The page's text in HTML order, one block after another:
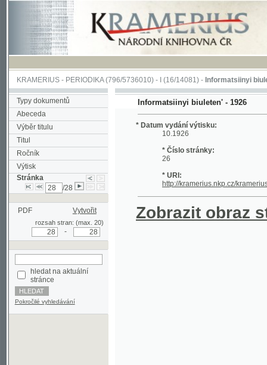
KRAMERIUS-PERIODIKA(796/5736010) -I(16/14081) -Informatsiinyi biuleten'(1/
Typy dokumentů
Abeceda
Výběr titulu
Titul
Ročník
Výtisk
Stránka
PDF Vytvořit
rozsah stran: (max. 20)
stránce
Pokročilé vyhledávání
Informatsiinyi biuleten' - 1926
* Datum vydání výtisku:
10.1926
* Číslo stránky:
* URI:
Zobrazit obraz